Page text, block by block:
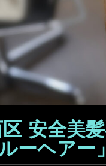
安全美
ーヘアー」